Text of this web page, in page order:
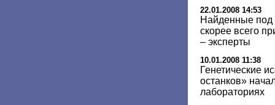
22.01.2008 14:53
Найденные под
скорее всего
– эксперты
10.01.2008 11:38
Генетические
останков»
лабораториях